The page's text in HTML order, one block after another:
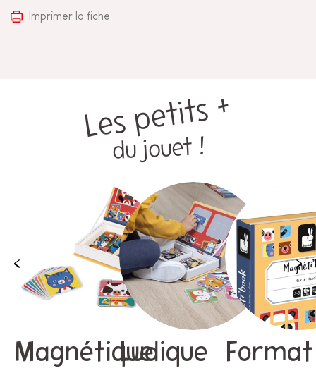
Imprimer la fiche
Les petits +
du jouet !
MagnétiqueLudique
Format